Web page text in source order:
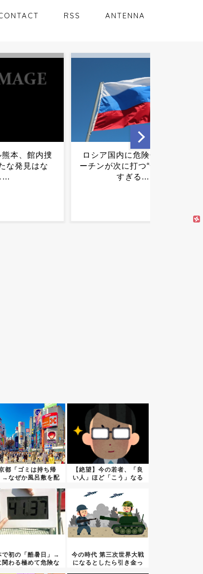
RSS ANTENNA
危険信号…プ
つ“一手”が怖
る...
【東京】「治療費が欲しか
った」自転車とぶつかりそ
うになり暴行か 36歳男逮
都「ゴミは持ち帰
→なぜか風呂敷を配
【絶望】今の若者、「良
い人」ほど「こう」なる
で初の「酷暑日」→
関わる極めて危険な
今の時代 第三次世界大戦
になるとしたら引き金っ